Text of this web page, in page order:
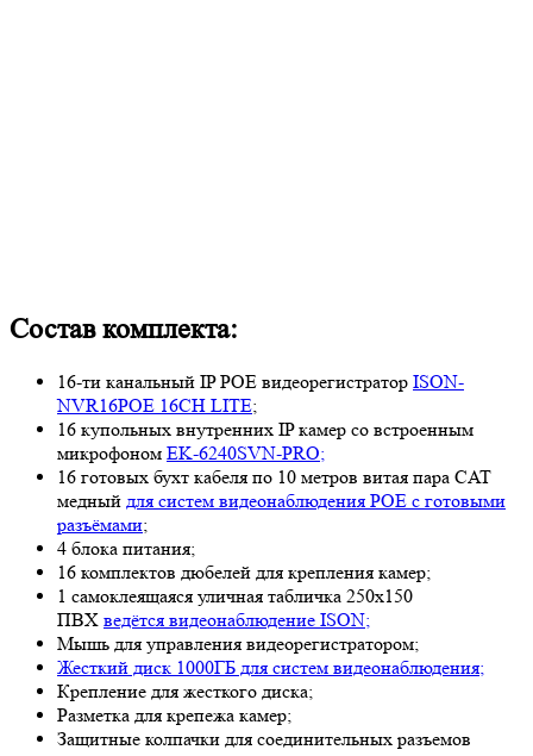
Состав комплекта:
16-ти канальный IP POE видеорегистратор ISON-
NVR16POE 16CH LITE;
16 купольных внутренних IP камер со встроенным
микрофоном EK-6240SVN-PRO;
16 готовых бухт кабеля по 10 метров витая пара CAT
медный для систем видеонаблюдения POE с готовыми
разъёмами;
4 блока питания;
16 комплектов дюбелей для крепления камер;
1 самоклеящаяся уличная табличка 250х150
ПВХ ведётся видеонаблюдение ISON;
Мышь для управления видеорегистратором;
Жесткий диск 1000ГБ для систем видеонаблюдения;
Крепление для жесткого диска;
Разметка для крепежа камер;
Защитные колпачки для соединительных разъемов